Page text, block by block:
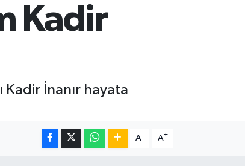
Kadir
Kadir İnanır hayata
A- A+